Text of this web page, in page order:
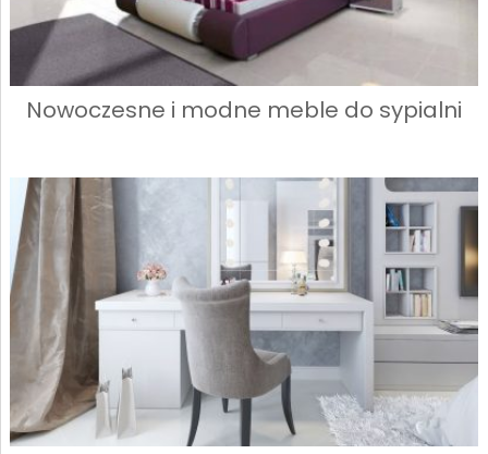
Nowoczesne i modne meble do sypialni